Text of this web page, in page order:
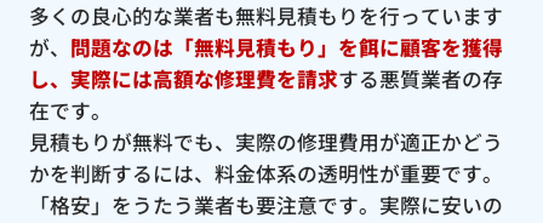
多くの良心的な業者も無料見積もりを行っています
が、 問題なのは「無料見積もり」を餌に顧客を獲得
し、実際には高額な修理費を請求する悪質業者の存
在です。
見積もりが無料でも、実際の修理費用が適正かどう
かを判断するには、料金体系の透明性が重要です。
「格安」をうたう業者も要注意です。実際に安いの